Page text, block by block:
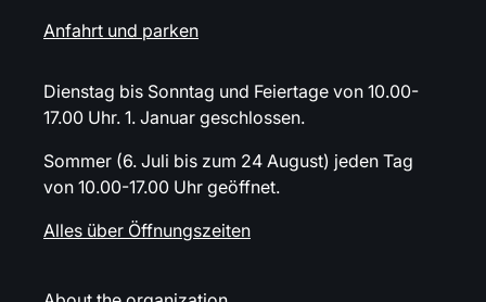
Anfahrt und parken
Dienstag bis Sonntag und Feiertage von 10.00-
17.00 Uhr. 1. Januar geschlossen.
Sommer (6. Juli bis zum 24 August) jeden Tag
von 10.00-17.00 Uhr geöffnet.
Alles über Öffnungszeiten